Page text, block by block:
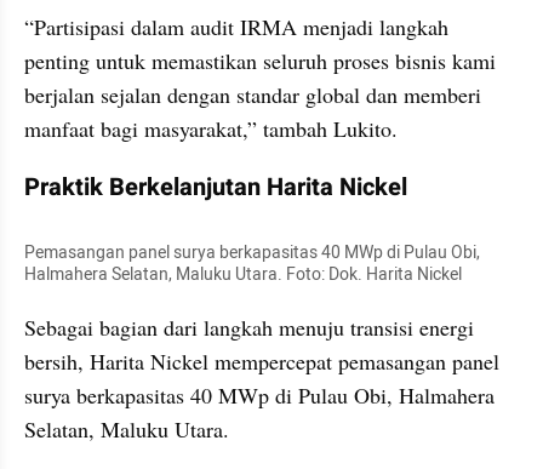
“Partisipasi dalam audit IRMA menjadi langkah
penting untuk memastikan seluruh proses bisnis kami
berjalan sejalan dengan standar global dan memberi
manfaat bagi masyarakat,” tambah Lukito.
Praktik Berkelanjutan Harita Nickel
Pemasangan panel surya berkapasitas 40 MWp di Pulau Obi,
Halmahera Selatan, Maluku Utara. Foto: Dok. Harita Nickel
Sebagai bagian dari langkah menuju transisi energi
bersih, Harita Nickel mempercepat pemasangan panel
surya berkapasitas 40 MWp di Pulau Obi, Halmahera
Selatan, Maluku Utara.